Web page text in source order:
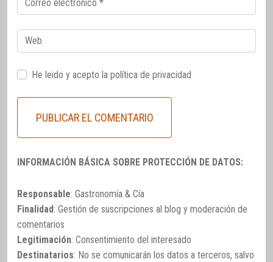
electrónico
Web
He leido y acepto la política de privacidad
INFORMACIÓN BÁSICA SOBRE PROTECCIÓN DE DATOS:
Responsable: Gastronomía & Cía
Finalidad: Gestión de suscripciones al blog y moderación de
comentarios
Legitimación: Consentimiento del interesado
Destinatarios: No se comunicarán los datos a terceros, salvo